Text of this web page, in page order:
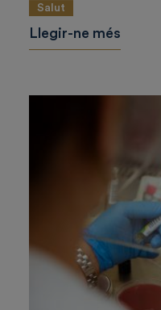
Salut
Llegir-ne més